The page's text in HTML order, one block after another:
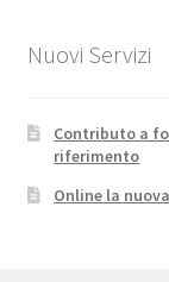
Nuovi Servizi
Contributo a
riferimento
Online la